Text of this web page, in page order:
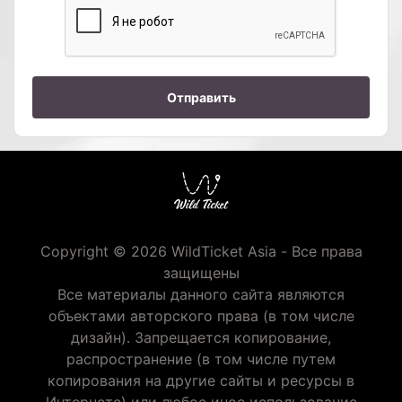
Отправить
Copyright © 2026 WildTicket Asia - Все права
защищены
Все материалы данного сайта являются
объектами авторского права (в том числе
дизайн). Запрещается копирование,
распространение (в том числе путем
копирования на другие сайты и ресурсы в